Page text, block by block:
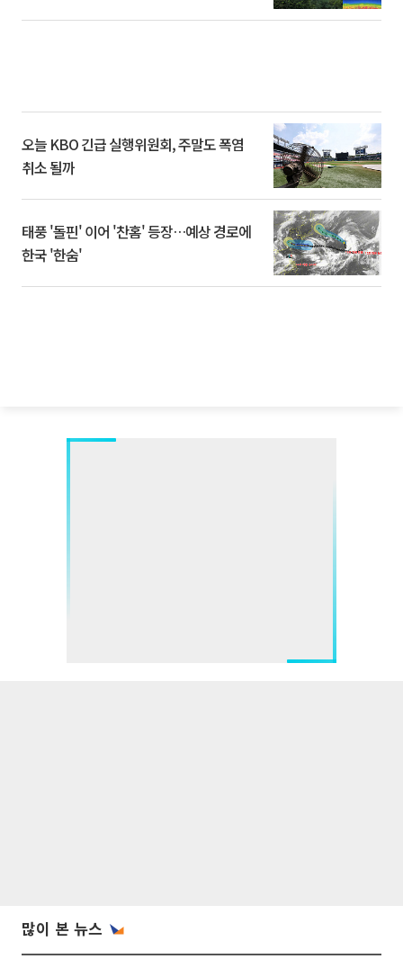
오늘 KBO 긴급 실행위원회, 주말도 폭염
취소 될까
태풍 '돌핀' 이어 '찬홈' 등장…예상 경로에
한국 '한숨'
많이 본 뉴스